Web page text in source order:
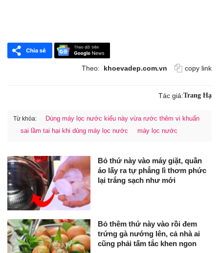
Theo: khoevadep.com.vn copy link
Tác giả:Trang Hạ
Từ khóa:
Dùng máy lọc nước kiểu này vừa rước thêm vi khuẩn
sai lầm tai hại khi dùng máy lọc nước
máy lọc nước
Bỏ thứ này vào máy giặt, quần
áo lấy ra tự phẳng lì thơm phức
lại trắng sạch như mới
Bỏ thêm thứ này vào rồi đem
trứng gà nướng lên, cả nhà ai
cũng phải tấm tắc khen ngon